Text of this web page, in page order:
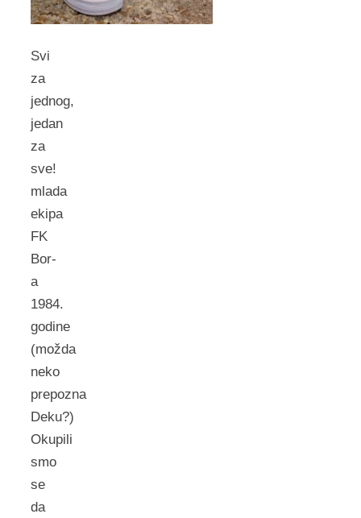
Svi
za
jednog,
jedan
za
sve!
mlada
ekipa
FK
Bor-
a
1984.
godine
(možda
neko
prepozna
Deku?)
Okupili
smo
se
da